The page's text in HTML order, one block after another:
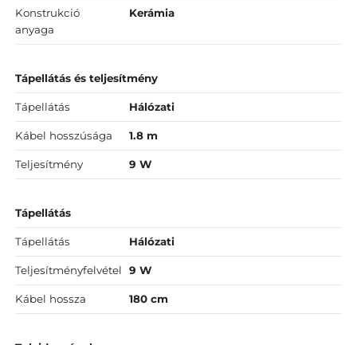
Konstrukció
anyaga
Kerámia
Tápellátás és teljesítmény
Tápellátás Hálózati
Kábel hosszúsága 1.8 m
Teljesítmény 9 W
Tápellátás
Tápellátás Hálózati
Teljesítményfelvétel 9 W
Kábel hossza 180 cm